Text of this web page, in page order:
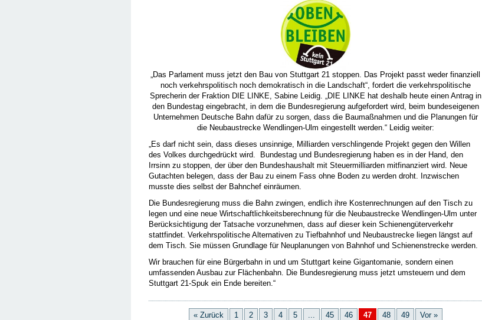
„Das Parlament muss jetzt den Bau von Stuttgart 21 stoppen. Das Projekt passt weder finanziell
noch verkehrspolitisch noch demokratisch in die Landschaft“, fordert die verkehrspolitische
Sprecherin der Fraktion DIE LINKE, Sabine Leidig. „DIE LINKE hat deshalb heute einen Antrag in
den Bundestag eingebracht, in dem die Bundesregierung aufgefordert wird, beim bundeseigenen
Unternehmen Deutsche Bahn dafür zu sorgen, dass die Baumaßnahmen und die Planungen für
die Neubaustrecke Wendlingen-Ulm eingestellt werden.“ Leidig weiter:
„Es darf nicht sein, dass dieses unsinnige, Milliarden verschlingende Projekt gegen den Willen
des Volkes durchgedrückt wird. Bundestag und Bundesregierung haben es in der Hand, den
Irrsinn zu stoppen, der über den Bundeshaushalt mit Steuermilliarden mitfinanziert wird. Neue
Gutachten belegen, dass der Bau zu einem Fass ohne Boden zu werden droht. Inzwischen
musste dies selbst der Bahnchef einräumen.
Die Bundesregierung muss die Bahn zwingen, endlich ihre Kostenrechnungen auf den Tisch zu
legen und eine neue Wirtschaftlichkeitsberechnung für die Neubaustrecke Wendlingen-Ulm unter
Berücksichtigung der Tatsache vorzunehmen, dass auf dieser kein Schienengüterverkehr
stattfindet. Verkehrspolitische Alternativen zu Tiefbahnhof und Neubaustrecke liegen längst auf
dem Tisch. Sie müssen Grundlage für Neuplanungen von Bahnhof und Schienenstrecke werden.
Wir brauchen für eine Bürgerbahn in und um Stuttgart keine Gigantomanie, sondern einen
umfassenden Ausbau zur Flächenbahn. Die Bundesregierung muss jetzt umsteuern und dem
Stuttgart 21-Spuk ein Ende bereiten.“
« Zurück 1 2 3 4 5 ... 45 46 47 48 49 Vor »